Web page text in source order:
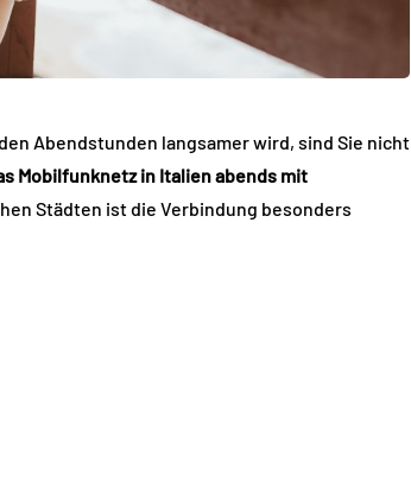
Abendstunden langsamer wird, sind Sie nicht
Mobilfunknetz in Italien abends mit
Städten ist die Verbindung besonders